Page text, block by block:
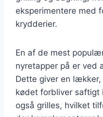
eksperimentere med
krydderier.
En af de mest
nyretapper på er ved
Dette giver en
kødet forbliver saftigt
også grilles, hvilket